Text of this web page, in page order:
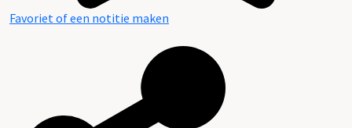
Favoriet of een notitie maken